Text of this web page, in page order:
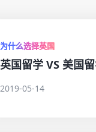
为什么选择英国
英国留学 VS 美国
2019-05-14